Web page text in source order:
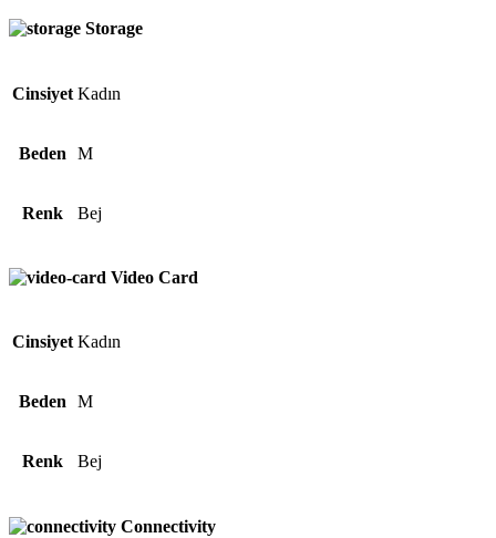
Storage
Cinsiyet Kadın
Beden M
Renk Bej
Video Card
Cinsiyet Kadın
Beden M
Renk Bej
Connectivity